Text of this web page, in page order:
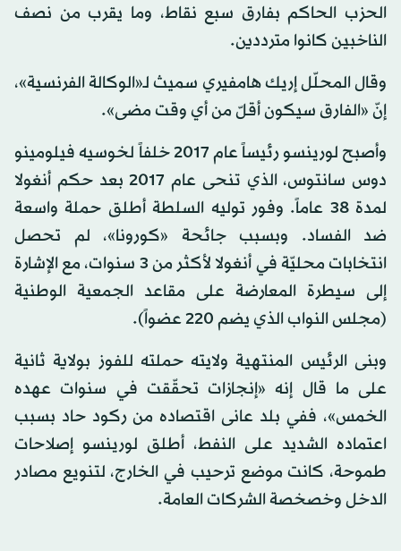
الحزب الحاكم بفارق سبع نقاط، وما يقرب من نصف
الناخبين كانوا مترددين.
وقال المحلّل إريك هامفيري سميث لـ«الوكالة الفرنسية»،
إنّ «الفارق سيكون أقلّ من أي وقت مضى».
وأصبح لورينسو رئيساً عام 2017 خلفاً لخوسيه فيلومينو
دوس سانتوس، الذي تنحى عام 2017 بعد حكم أنغولا
لمدة 38 عاماً. وفور توليه السلطة أطلق حملة واسعة
ضد الفساد. وبسبب جائحة «كورونا»، لم تحصل
انتخابات محليّة في أنغولا لأكثر من 3 سنوات، مع الإشارة
إلى سيطرة المعارضة على مقاعد الجمعية الوطنية
(مجلس النواب الذي يضم 220 عضواً).
وبنى الرئيس المنتهية ولايته حملته للفوز بولاية ثانية
على ما قال إنه «إنجازات تحقّقت في سنوات عهده
الخمس»، ففي بلد عانى اقتصاده من ركود حاد بسبب
اعتماده الشديد على النفط، أطلق لورينسو إصلاحات
طموحة، كانت موضع ترحيب في الخارج، لتنويع مصادر
الدخل وخصخصة الشركات العامة.